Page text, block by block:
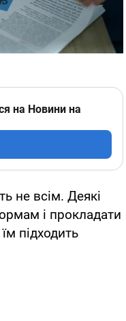
на Новини на
не всім. Деякі
і прокладати
підходить